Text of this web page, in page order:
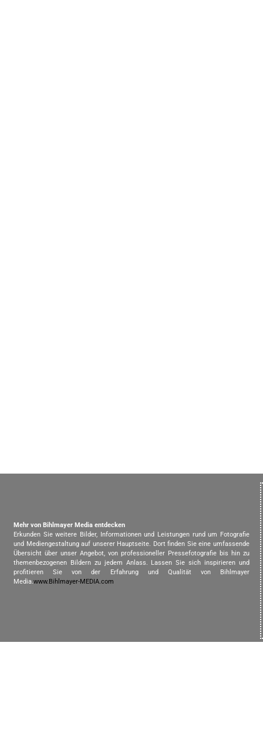
Mehr von Bihlmayer Media entdecken
Erkunden Sie weitere Bilder, Informationen und Leistungen rund um Fotografie
und Mediengestaltung auf unserer Hauptseite. Dort finden Sie eine umfassende
Übersicht über unser Angebot, von professioneller Pressefotografie bis hin zu
themenbezogenen Bildern zu jedem Anlass. Lassen Sie sich inspirieren und
profitieren Sie von der Erfahrung und Qualität von Bihlmayer
Media.www.Bihlmayer-MEDIA.com